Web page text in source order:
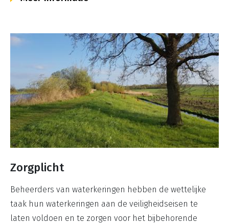
Zorgplicht
Beheerders van waterkeringen hebben de wettelijke
taak hun waterkeringen aan de veiligheidseisen te
laten voldoen en te zorgen voor het bijbehorende